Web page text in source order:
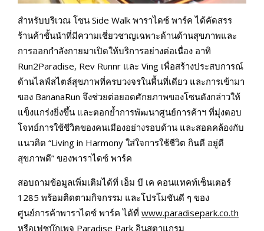
สำหรับบริเวณ โซน Side Walk พาราไดซ์ พาร์ค ได้คัดสรร
ร้านค้าชั้นนำที่มีความเชี่ยวชาญเฉพาะด้านด้านสุขภาพและ
การออกกำลังกายมาเปิดให้บริการอย่างต่อเนื่อง อาทิ
Run2Paradise, Rev Runnr และ Ving เพื่อสร้างประสบการณ์
ด้านไลฟ์สไตล์สุขภาพที่ครบวงจรในพื้นที่เดียว และการเข้ามา
ของ BananaRun จึงช่วยต่อยอดศักยภาพของโซนดังกล่าวให้
แข็งแกร่งยิ่งขึ้น และตอกย้ำการพัฒนาศูนย์การค้าฯ ที่มุ่งตอบ
โจทย์การใช้ชีวิตของคนเมืองอย่างรอบด้าน และสอดคล้องกับ
แนวคิด “Living in Harmony ใส่ใจการใช้ชีวิต กินดี อยู่ดี
สุขภาพดี” ของพาราไดซ์ พาร์ค
สอบถามข้อมูลเพิ่มเติมได้ที่ เอ็ม บี เค คอนแทคท์เซ็นเตอร์
1285 พร้อมติดตามกิจกรรม และโปรโมชันดี ๆ ของ
ศูนย์การค้าพาราไดซ์ พาร์ค ได้ที่ www.paradisepark.co.th
หรือเฟซบุ๊กเพจ Paradise Park อินสตาแกรม